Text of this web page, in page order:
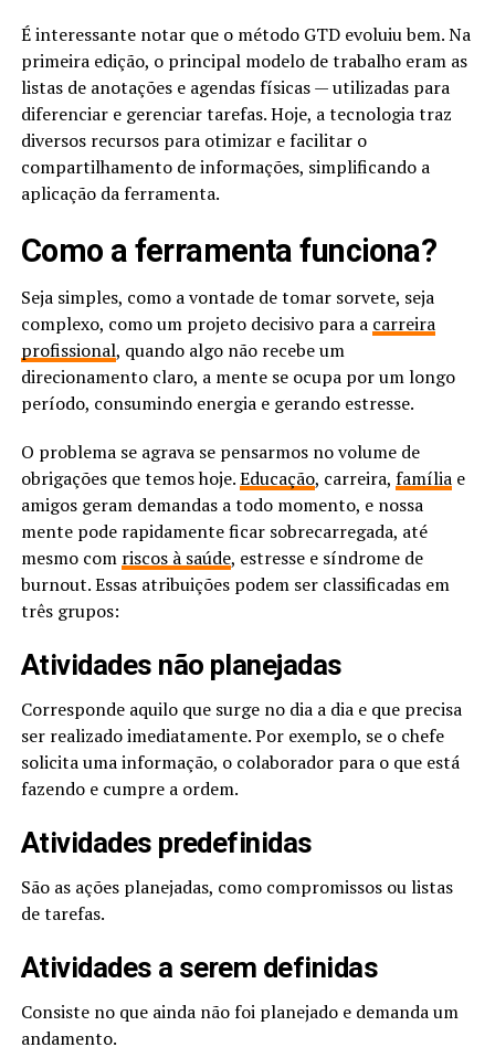
É interessante notar que o método GTD evoluiu bem. Na
primeira edição, o principal modelo de trabalho eram as
listas de anotações e agendas físicas — utilizadas para
diferenciar e gerenciar tarefas. Hoje, a tecnologia traz
diversos recursos para otimizar e facilitar o
compartilhamento de informações, simplificando a
aplicação da ferramenta.
Como a ferramenta funciona?
Seja simples, como a vontade de tomar sorvete, seja
complexo, como um projeto decisivo para a carreira
profissional, quando algo não recebe um
direcionamento claro, a mente se ocupa por um longo
período, consumindo energia e gerando estresse.
O problema se agrava se pensarmos no volume de
obrigações que temos hoje.Educação, carreira, famíliae
amigos geram demandas a todo momento, e nossa
mente pode rapidamente ficar sobrecarregada, até
mesmo com riscos à saúde, estresse e síndrome de
burnout. Essas atribuições podem ser classificadas em
três grupos:
Atividades não planejadas
Corresponde aquilo que surge no dia a dia e que precisa
ser realizado imediatamente. Por exemplo, se o chefe
solicita uma informação, o colaborador para o que está
fazendo e cumpre a ordem.
Atividades predefinidas
São as ações planejadas, como compromissos ou listas
de tarefas.
Atividades a serem definidas
Consiste no que ainda não foi planejado e demanda um
andamento.